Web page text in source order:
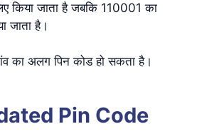
किया जाता है जबकि 110001 का
जाता है।
का अलग पिन कोड हो सकता है।
Pin Code